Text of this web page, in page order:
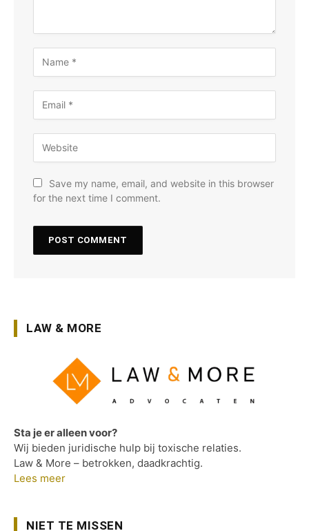
Save my name, email, and website in this browser
for the next time I comment.
LAW & MORE
Sta je er alleen voor?
Wij bieden juridische hulp bij toxische relaties.
Law & More – betrokken, daadkrachtig.
Lees meer
NIET TE MISSEN